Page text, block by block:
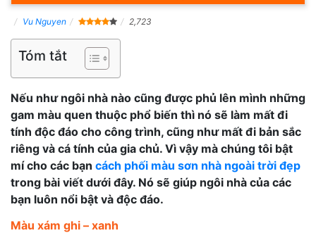
Vu Nguyen 2,723
Tóm tắt
Nếu như ngôi nhà nào cũng được phủ lên mình những
gam màu quen thuộc phổ biến thì nó sẽ làm mất đi
tính độc đáo cho công trình, cũng như mất đi bản sắc
riêng và cá tính của gia chủ. Vì vậy mà chúng tôi bật
mí cho các bạn cách phối màu sơn nhà ngoài trời đẹp
trong bài viết dưới đây. Nó sẽ giúp ngôi nhà của các
bạn luôn nổi bật và độc đáo.
Màu xám ghi – xanh